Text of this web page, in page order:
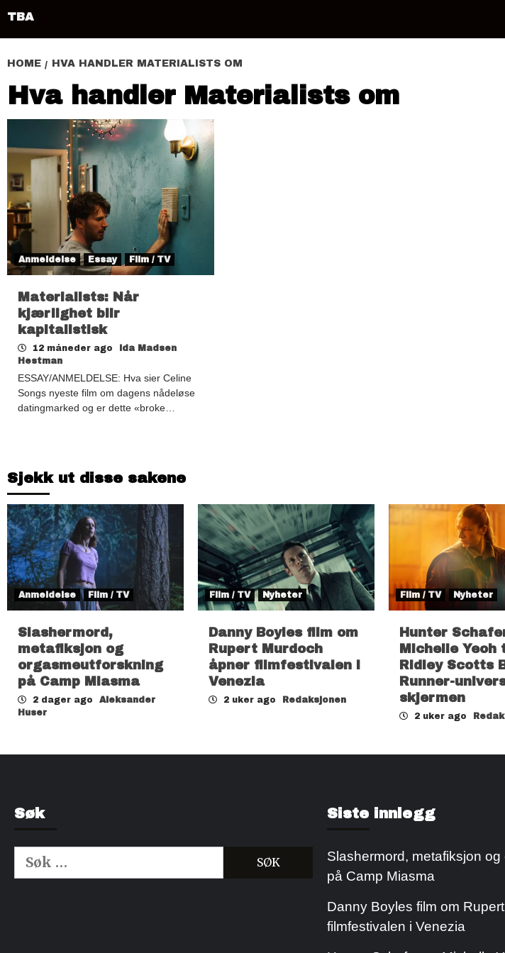
TBA
HOME HVA HANDLER MATERIALISTS OM
Hva handler Materialists om
Anmeldelse Essay Film / TV
Materialists: Når
kjærlighet blir
kapitalistisk
12 måneder ago
Ida Madsen
Hestman
ESSAY/ANMELDELSE: Hva sier Celine
Songs nyeste film om dagens nådeløse
datingmarked og er dette «broke…
Sjekk ut disse sakene
Anmeldelse Film / TV
Slashermord,
metafiksjon og
orgasmeutforskning
på Camp Miasma
2 dager ago
Aleksander
Huser
Film / TV Nyheter
Danny Boyles film om
Rupert Murdoch
åpner filmfestivalen i
Venezia
2 uker ago Redaksjonen
Film / TV Nyheter
Hunter
Michelle Yeoh
Ridley Scotts
Runner-
skjermen
2 uker ago
Søk
Søk
etter:
Siste innlegg
Slashermord, metafiksjon
på Camp Miasma
Danny Boyles film om
filmfestivalen i Venezia